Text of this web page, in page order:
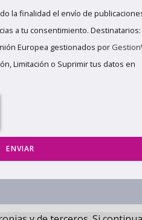
la finalidad el envío de
a tu consentimiento.
Europea gestionados por
Limitación o Suprimir tus datos en
ENVIAR